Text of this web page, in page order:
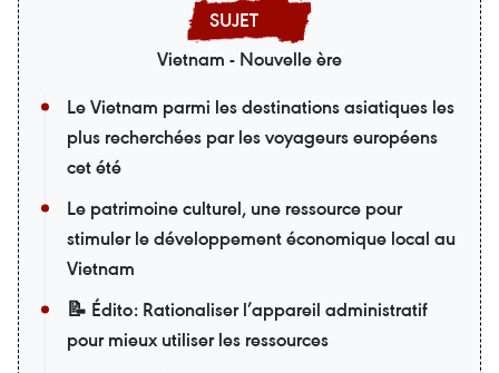
Vietnam - Nouvelle ère
Le Vietnam parmi les destinations asiatiques les
plus recherchées par les voyageurs européens
cet été
Le patrimoine culturel, une ressource pour
stimuler le développement économique local au
Vietnam
📝 Édito: Rationaliser l’appareil administratif
pour mieux utiliser les ressources